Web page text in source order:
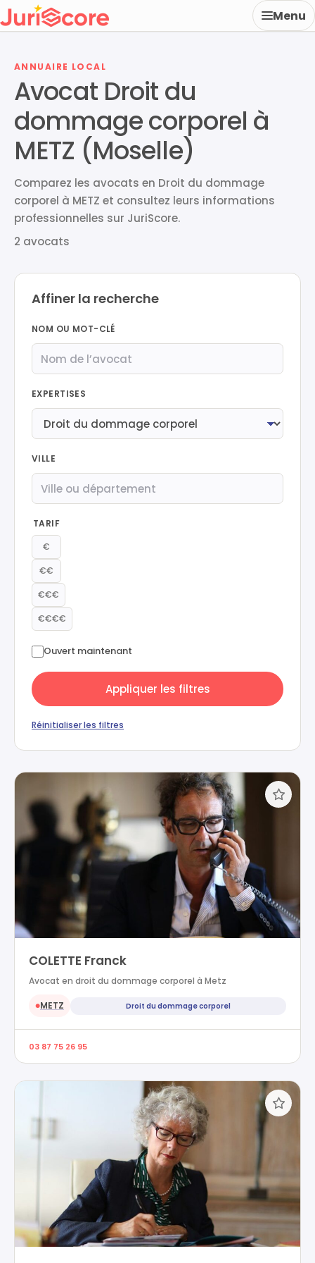
Menu
ANNUAIRE LOCAL
Avocat Droit du
dommage corporel à
METZ (Moselle)
Comparez les avocats en Droit du dommage
corporel à METZ et consultez leurs informations
professionnelles sur JuriScore.
2 avocats
Affiner la recherche
NOM OU MOT-CLÉ
EXPERTISES
VILLE
TARIF
€
€€
€€€
€€€€
Ouvert maintenant
Appliquer les filtres
Réinitialiser les filtres
COLETTE Franck
Avocat en droit du dommage corporel à Metz
●METZ Droit du dommage corporel
03 87 75 26 95